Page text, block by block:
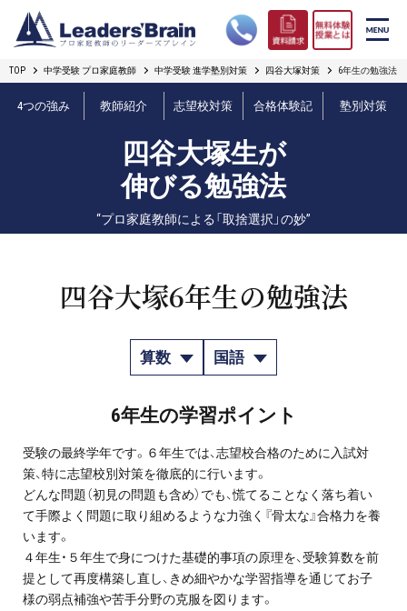
リーダーズブレインの強み
短期フリープラン
プロ家庭教師の英検®対策
費用について
お申込みの流れ
よくある質問
TOP 中学受験 プロ家庭教師 中学受験 進学塾別対策 四谷大塚対策 6年生の勉強法
4つの強み 教師紹介 志望校対策 合格体験記 塾別対策
四谷大塚生が
伸びる勉強法
“プロ家庭教師による「取捨選択」の妙”
四谷大塚6年生の勉強法
算数 国語
6年生の学習ポイント
受験の最終学年です。６年生では、志望校合格のために入試対
策、特に志望校別対策を徹底的に行います。
どんな問題（初見の問題も含め）でも、慌てることなく落ち着い
て手際よく問題に取り組めるような力強く『骨太な』合格力を養
います。
４年生・５年生で身につけた基礎的事項の原理を、受験算数を前
提として再度構築し直し、きめ細やかな学習指導を通じてお子
様の弱点補強や苦手分野の克服を図ります。